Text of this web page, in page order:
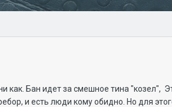
как. Бан идет за смешное тина "козел",
и есть люди кому обидно. Но для